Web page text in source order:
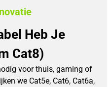
Heb Je
Cat8)
voor thuis, gaming of
we Cat5e, Cat6, Cat6a,